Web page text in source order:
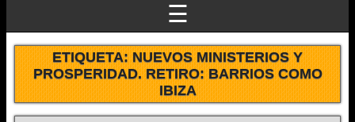
☰
ETIQUETA:NUEVOS MINISTERIOS Y
PROSPERIDAD. RETIRO: BARRIOS COMO
IBIZA